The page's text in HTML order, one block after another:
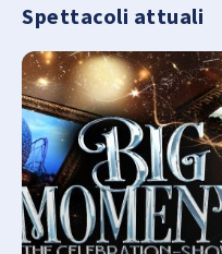
Spettacoli attuali